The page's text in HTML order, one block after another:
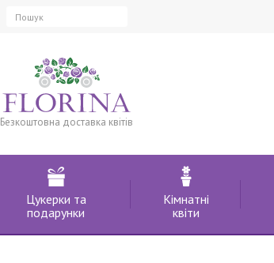
Безкоштовна доставка квітів
Цукерки та
подарунки
Кімнатні
квіти